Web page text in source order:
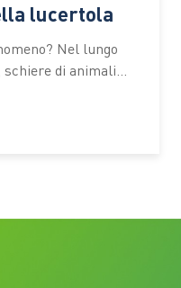
lucertola
Nel lungo
di animali
una vita
eppure ancora